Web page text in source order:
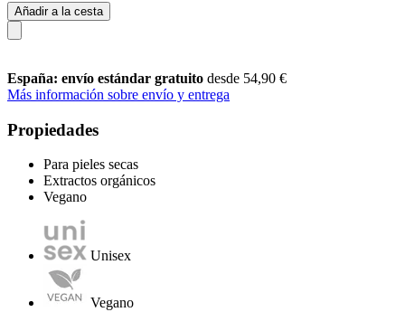
Añadir a la cesta
España: envío estándar gratuito desde 54,90 €
Más información sobre envío y entrega
Propiedades
Para pieles secas
Extractos orgánicos
Vegano
Unisex
Vegano